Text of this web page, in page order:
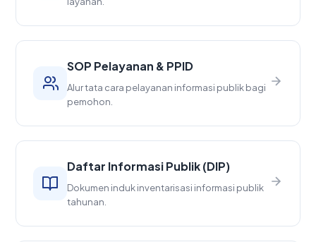
SOP Pelayanan & PPID
Alur tata cara pelayanan informasi publik bagi
pemohon.
Daftar Informasi Publik (DIP)
Dokumen induk inventarisasi informasi publik
tahunan.